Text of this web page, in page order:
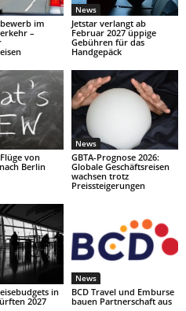
im
–
News
Jetstar verlangt ab
Februar 2027 üppige
Gebühren für das
Handgepäck
von
Berlin
News
GBTA-Prognose 2026:
Globale Geschäftsreisen
wachsen trotz
Preissteigerungen
in
2027
News
BCD Travel und Emburse
bauen Partnerschaft aus